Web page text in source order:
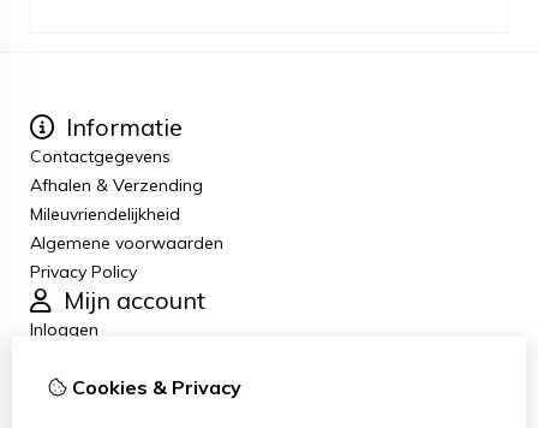
Informatie
Contactgegevens
Afhalen & Verzending
Mileuvriendelijkheid
Algemene voorwaarden
Privacy Policy
Mijn account
Inloggen
Verlanglijst
Cookies & Privacy